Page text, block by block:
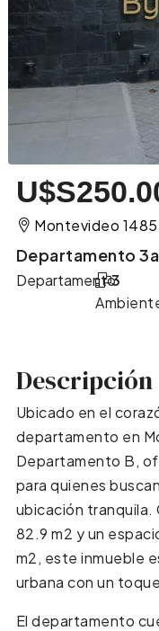
Montevideo
Departamento
Departamento3
Descripción
Ubicado en el
departamento en
Departamento B,
para quienes
ubicación tranquila.
82.9 m2 y un
m2, este inmueble
urbana con un
El departamento